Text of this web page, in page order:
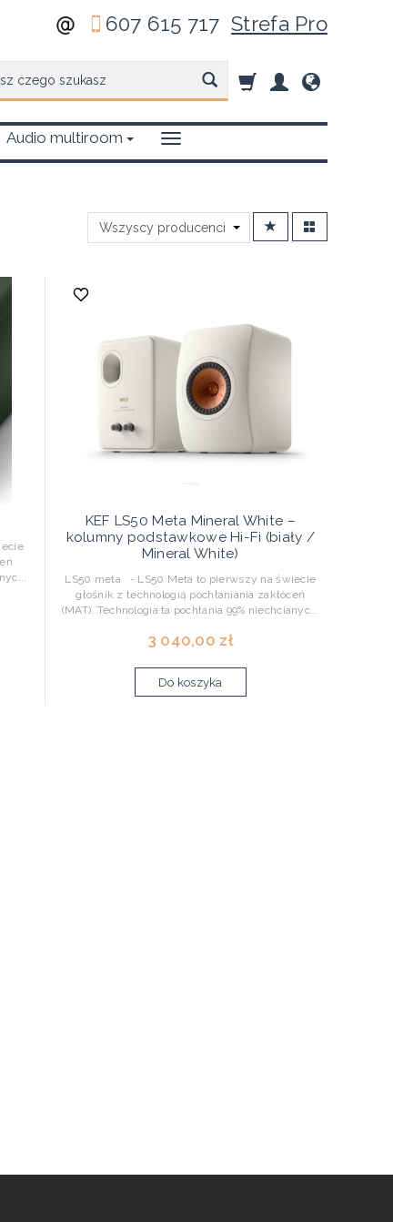
607 615 717Strefa Pro
Audio multiroom
KEF LS50 Meta Mineral White –
kolumny podstawkowe Hi-Fi (biały /
Mineral White)
LS50 meta - LS50 Meta to pierwszy na świecie
głośnik z technologią pochłaniania zakłóceń
(MAT). Technologia ta pochłania 99% niechcianyc...
3 040,00 zł
Do koszyka